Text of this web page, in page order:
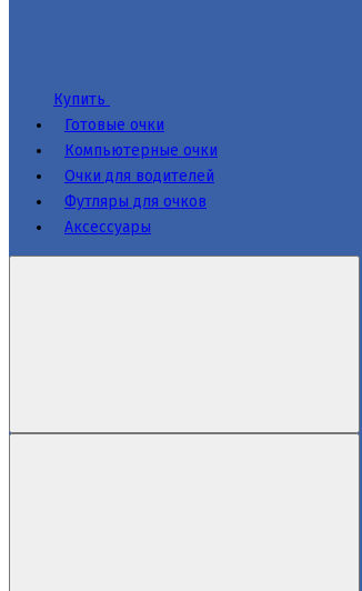
Купить
Готовые очки
Компьютерные очки
Очки для водителей
Футляры для очков
Аксессуары